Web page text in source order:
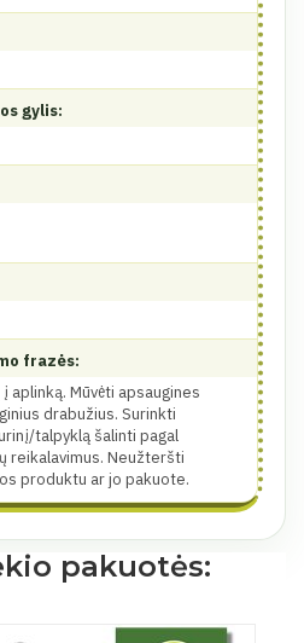
gylis:
frazės:
aplinką. Mūvėti apsaugines
drabužius. Surinkti
talpyklą šalinti pagal
reikalavimus. Neužteršti
produktu ar jo pakuote.
pakuotės: